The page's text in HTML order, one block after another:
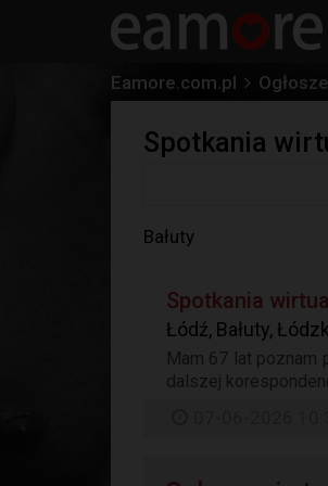
Eamore.com.pl
Spotkania
Bałuty
Spotkania
Łódź, Bałuty,
Mam 67 lat poznam
dalszej